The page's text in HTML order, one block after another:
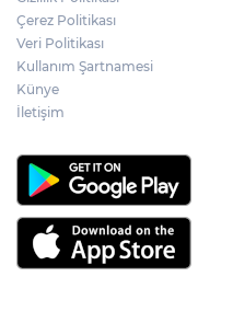
Çerez Politikası
Veri Politikası
Kullanım Şartnamesi
Künye
İletişim